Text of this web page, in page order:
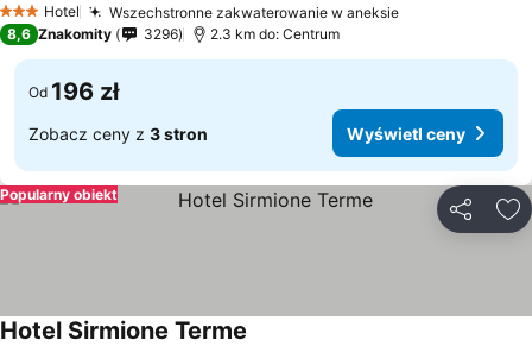
3 Kategoria
Hotel Wszechstronne zakwaterowanie w aneksieWyświetl ceny
8,6 Znakomity 3296 2.3 km do: Centrum
Od 196 zł
Zobacz ceny z 3 stron Wyświetl ceny
Popularny obiekt
Hotel Sirmione Terme